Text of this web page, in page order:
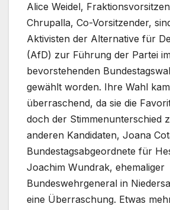
Alice Weidel,
Chrupalla, Co-Vorsitzender,
Aktivisten der Alternative für
(AfD) zur Führung der Partei
bevorstehenden
gewählt worden. Ihre Wahl
überraschend, da sie die
doch der Stimmenunterschied
anderen Kandidaten, Joana
Bundestagsabgeordnete für
Joachim Wundrak, ehemaliger
Bundeswehrgeneral in
eine Überraschung. Etwas